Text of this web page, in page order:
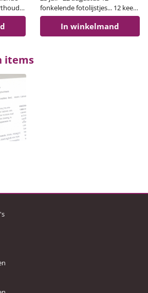
fonkelende fotolijstjes... 12 keer
kaarthouder en sterrenbeeld in
interessante informatie per
In winkelmand
items